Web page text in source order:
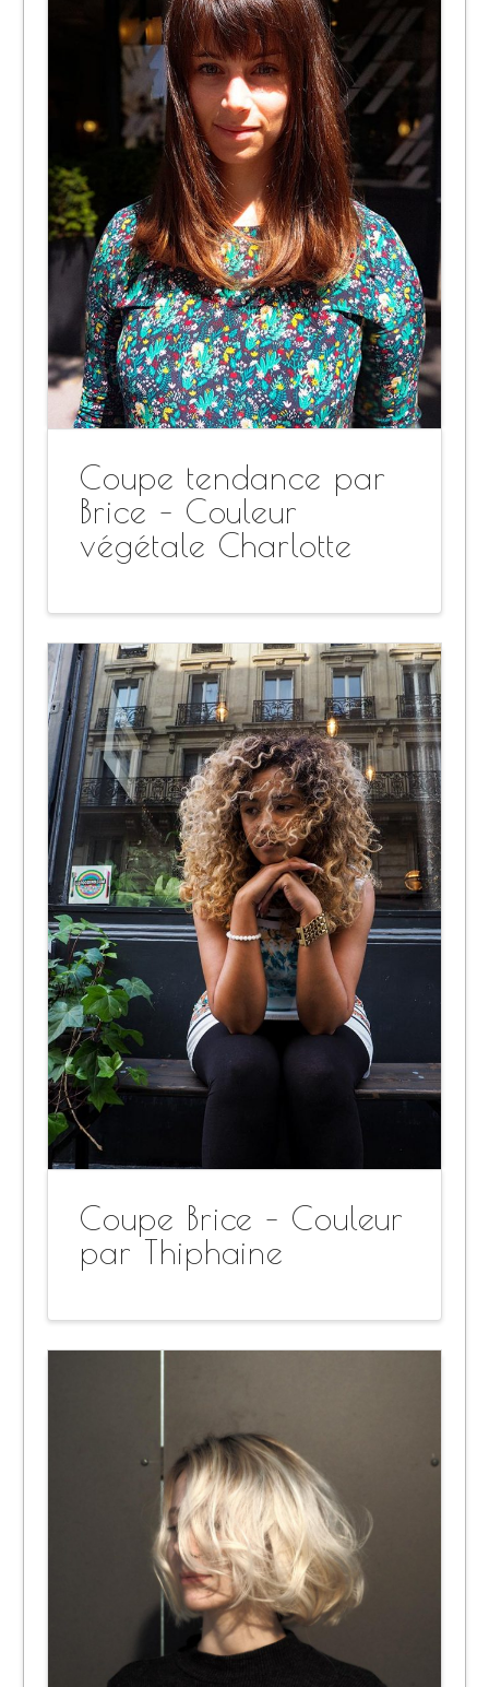
Coupe tendance par
Brice – Couleur
végétale Charlotte
Coupe Brice – Couleur
par Thiphaine